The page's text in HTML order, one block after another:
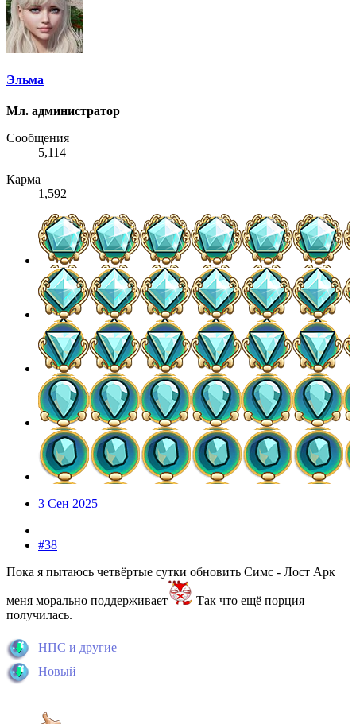
Эльма
Мл. администратор
Сообщения
5,114
Карма
1,592
3 Сен 2025
#38
Пока я пытаюсь четвёртые сутки обновить Симс - Лост Арк
меня морально поддерживает
Так что ещё порция
получилась.
НПС и другие
Новый